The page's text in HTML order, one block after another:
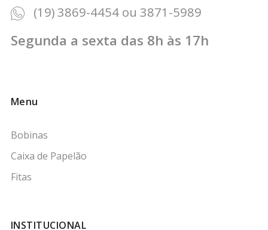
(19) 3869-4454 ou 3871-5989
Segunda a sexta das 8h às 17h
Menu
Bobinas
Caixa de Papelão
Fitas
INSTITUCIONAL